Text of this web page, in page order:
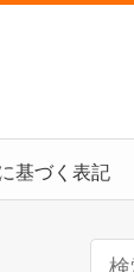
基づく表記